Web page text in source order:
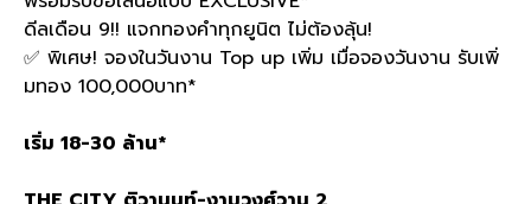
ดีลเดือน 9!! แจกทองคำทุกยูนิต ไม่ต้องลุ้น!
✅ พิเศษ! จองในวันงาน Top up เพิ่ม เมื่อจองวันงาน รับเพิ่
มทอง 100,000บาท*
เริ่ม 18-30 ล้าน*